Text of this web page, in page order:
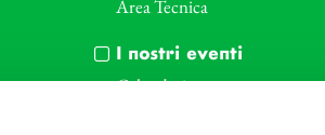
Area Tecnica
I nostri eventi
Calendario